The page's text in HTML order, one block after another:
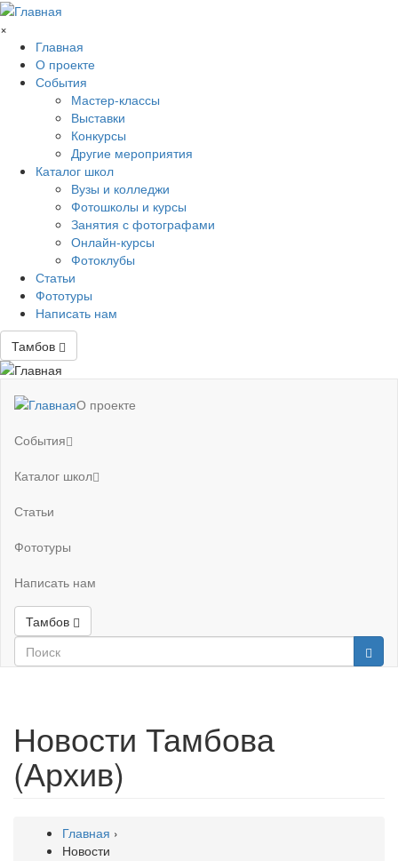
Перейти к основному содержанию
×
Главная
О проекте
События
Мастер-классы
Выставки
Конкурсы
Другие мероприятия
Каталог школ
Вузы и колледжи
Фотошколы и курсы
Занятия с фотографами
Онлайн-курсы
Фотоклубы
Статьи
Фототуры
Написать нам
Тамбов
О проекте
События
Каталог школ
Статьи
Фототуры
Написать нам
Тамбов
Новости Тамбова
(Архив)
Главная ›
Новости